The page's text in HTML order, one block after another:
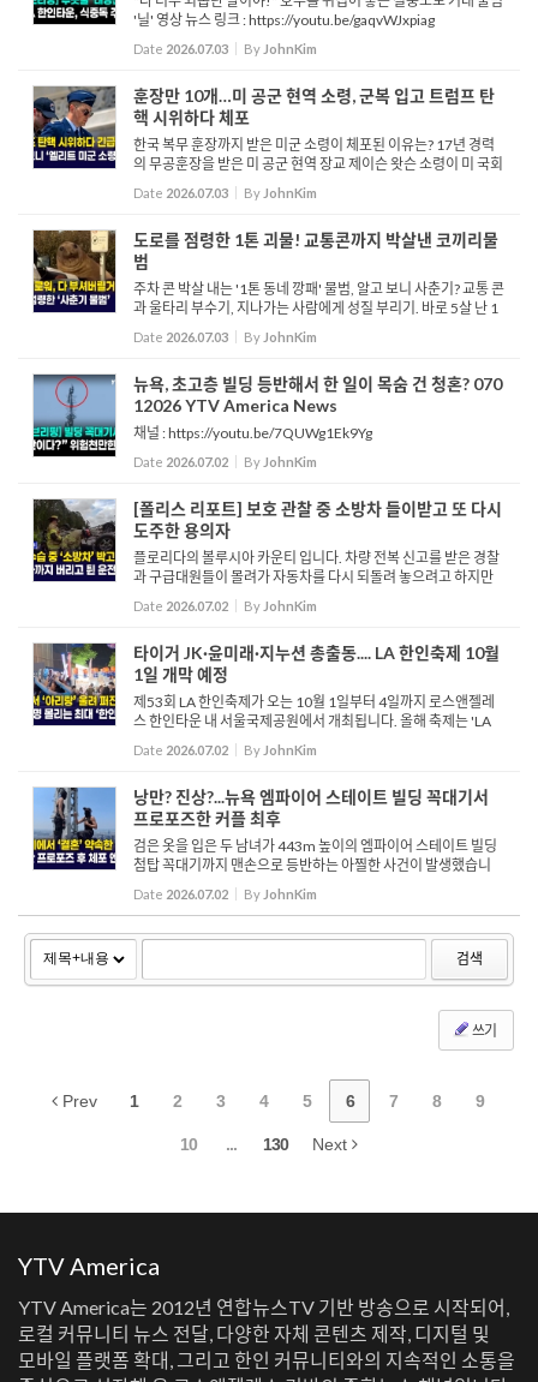
'닐' 영상 뉴스 링크 : https://youtu.be/gaqvWJxpiag
Date 2026.07.03 By JohnKim
훈장만 10개…미 공군 현역 소령, 군복 입고 트럼프 탄
핵 시위하다 체포
한국 복무 훈장까지 받은 미군 소령이 체포된 이유는? 17년 경력
의 무공훈장을 받은 미 공군 현역 장교 제이슨 왓슨 소령이 미 국회
의사당 계단에서 군복을 입은 채 도널드 트럼프 대통령의 탄핵을
촉구하는 시위를 벌이다 경찰에 체포됐습니다. 당초 알 그린 ...
Date 2026.07.03 By JohnKim
도로를 점령한 1톤 괴물! 교통콘까지 박살낸 코끼리물
범
주차 콘 박살 내는 '1톤 동네 깡패' 물범, 알고 보니 사춘기? 교통 콘
과 울타리 부수기, 지나가는 사람에게 성질 부리기. 바로 5살 난 1
톤 무게의 거대한 코끼리물범 '닐'의 일과이자 호주 태즈메이니아
의 명물입니다. 전문가들은 닐이 다시 ...
Date 2026.07.03 By JohnKim
뉴욕, 초고층 빌딩 등반해서 한 일이 목숨 건 청혼? 070
12026 YTV America News
채널 : https://youtu.be/7QUWg1Ek9Yg
Date 2026.07.02 By JohnKim
[폴리스 리포트] 보호 관찰 중 소방차 들이받고 또 다시
도주한 용의자
플로리다의 볼루시아 카운티 입니다. 차량 전복 신고를 받은 경찰
과 구급대원들이 몰려가 자동차를 다시 되돌려 놓으려고 하지만
힘에 부치는 듯 합니다. 이들이 한참 힘을 쓰고 있는 도중 붉은색
차 한대가 소방차를 치고 달아납니다. “저기 사고났다&r...
Date 2026.07.02 By JohnKim
타이거 JK·윤미래·지누션 총출동.... LA 한인축제 10월
1일 개막 예정
제53회 LA 한인축제가 오는 10월 1일부터 4일까지 로스앤젤레
스 한인타운 내 서울국제공원에서 개최됩니다. 올해 축제는 'LA
아리랑'을 주제로 진행되며, 나흘의 행사 기간 동안 40만 명 이상
의 방문객이 찾을 것으로 예상되는 미국 내 최대 규모의 한...
Date 2026.07.02 By JohnKim
낭만? 진상?...뉴욕 엠파이어 스테이트 빌딩 꼭대기서
프로포즈한 커플 최후
검은 옷을 입은 두 남녀가 443m 높이의 엠파이어 스테이트 빌딩
첨탑 꼭대기까지 맨손으로 등반하는 아찔한 사건이 발생했습니
다. 빌딩 첨탑 위에서 두 사람은 "사랑의 힘이 권력에 대한 사랑을
이길 때 세상은 평화를 알게 된다"라는 명언이 적힌 평화 지지 ...
Date 2026.07.02 By JohnKim
검색
쓰기
Prev 1 2 3 4 5 6 7 8 9
10 ... 130 Next
YTV America
YTV America는 2012년 연합뉴스TV 기반 방송으로 시작되어,
로컬 커뮤니티 뉴스 전달, 다양한 자체 콘텐츠 제작, 디지털 및
모바일 플랫폼 확대, 그리고 한인 커뮤니티와의 지속적인 소통을